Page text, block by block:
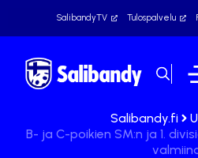
SalibandyTV Tulospalvelu
Salibandy.fi
B- ja C-poikien SM:n ja 1.